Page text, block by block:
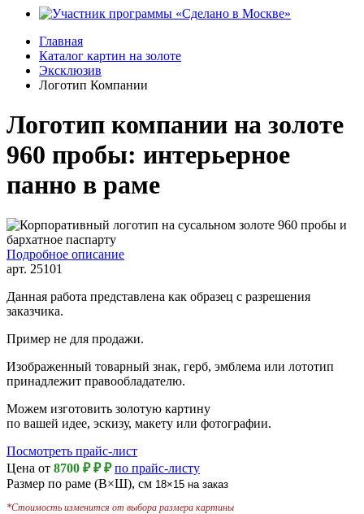
Главная
Каталог картин на золоте
Эксклюзив
Логотип Компании
Логотип компании на золоте
960 пробы: интерьерное
панно в раме
Подробное описание
арт. 25101
Данная работа представлена как образец с разрешения
заказчика.
Пример не для продажи.
Изображенный товарный знак, герб, эмблема или лототип
принадлежит правообладателю.
Можем изготовить золотую картину
по вашей идее, эскизу, макету или фотографии.
Посмотреть прайс-лист
Цена от 8700 ₽₽₽по прайс-листу
Размер по раме (В×Ш), см 18×15 на заказ
*Стоимость изменится от выбора размера картины